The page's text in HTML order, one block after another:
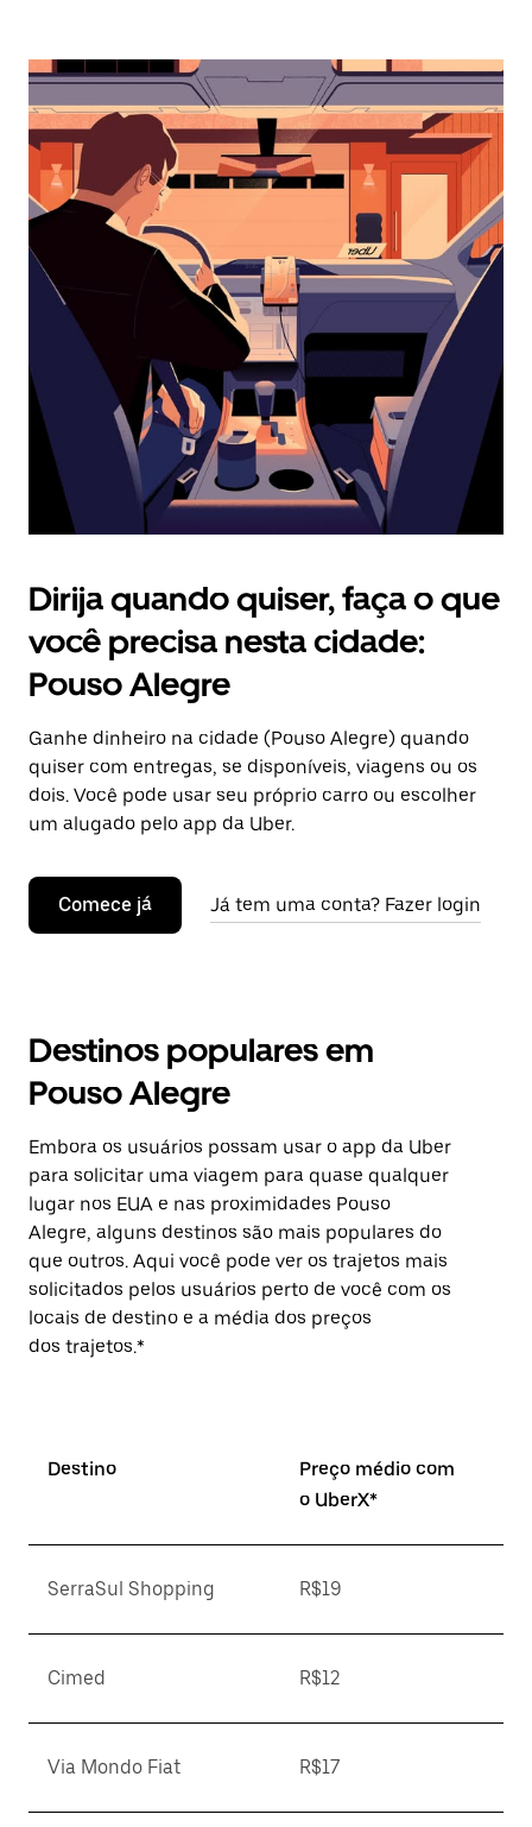
interagir
o
calendário
selecionar
uma
data.
Pressione
a
tecla
“ESC”
o
calendário.
Dirija quando quiser, faça o que
você precisa nesta cidade:
Pouso Alegre
Ganhe dinheiro na cidade (Pouso Alegre) quando
quiser com entregas, se disponíveis, viagens ou os
dois. Você pode usar seu próprio carro ou escolher
um alugado pelo app da Uber.
Comece já Já tem uma conta? Fazer login
Destinos populares em
Pouso Alegre
Embora os usuários possam usar o app da Uber
para solicitar uma viagem para quase qualquer
lugar nos EUA e nas proximidades Pouso
Alegre, alguns destinos são mais populares do
que outros. Aqui você pode ver os trajetos mais
solicitados pelos usuários perto de você com os
locais de destino e a média dos preços
dos trajetos.*
Destino
Preço médio com
o UberX*
SerraSul Shopping R$19
Cimed R$12
Via Mondo Fiat R$17